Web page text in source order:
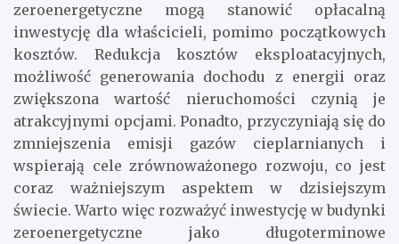
zeroenergetyczne mogą stanowić opłacalną
inwestycję dla właścicieli, pomimo początkowych
kosztów. Redukcja kosztów eksploatacyjnych,
możliwość generowania dochodu z energii oraz
zwiększona wartość nieruchomości czynią je
atrakcyjnymi opcjami. Ponadto, przyczyniają się do
zmniejszenia emisji gazów cieplarnianych i
wspierają cele zrównoważonego rozwoju, co jest
coraz ważniejszym aspektem w dzisiejszym
świecie. Warto więc rozważyć inwestycję w budynki
zeroenergetyczne jako długoterminowe